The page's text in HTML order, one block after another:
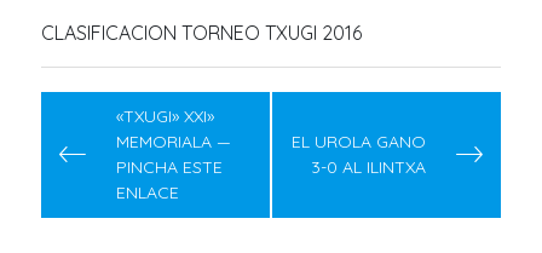
CLASIFICACION TORNEO TXUGI 2016
Navegación
entradas
«TXUGI» XXI»
MEMORIALA —
PINCHA ESTE
ENLACE
EL UROLA GANO
3-0 AL ILINTXA